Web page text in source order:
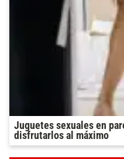
Juguetes sexuales en
disfrutarlos al máximo